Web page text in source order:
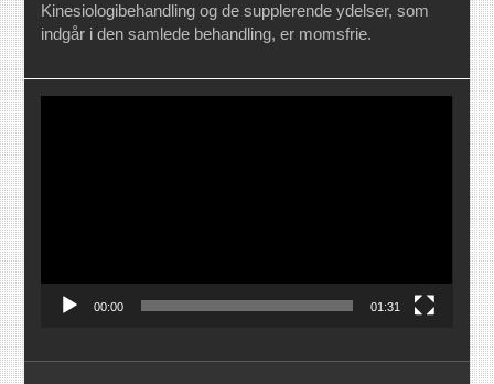
Kinesiologibehandling og de supplerende ydelser, som
indgår i den samlede behandling, er momsfrie.
00:00 01:31